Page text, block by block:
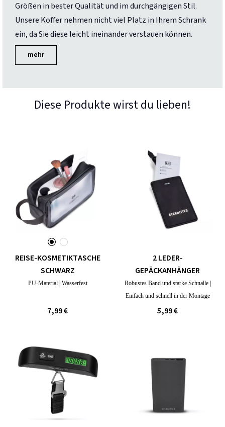
Größen in bester Qualität und im durchgängigen Stil.
Unsere Koffer nehmen nicht viel Platz in Ihrem Schrank
ein, da Sie diese leicht ineinander verstauen können.
mehr
Diese Produkte wirst du lieben!
REISE-KOSMETIKTASCHE
SCHWARZ
PU-Material | Wasserfest
7,99 €
2 LEDER-
GEPÄCKANHÄNGER
Robustes Band und starke Schnalle |
Einfach und schnell in der Montage
5,99 €